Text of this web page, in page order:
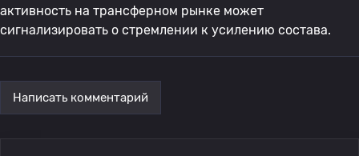
активность на трансферном рынке может
сигнализировать о стремлении к усилению состава.
Написать комментарий